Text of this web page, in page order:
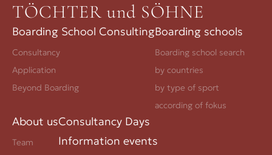
TÖCHTER und SÖHNE
Boarding School Consulting
Consultancy
Application
Beyond Boarding
Boarding schools
Boarding school search
by countries
by type of sport
according of fokus
About us
Team
Consultancy Days
Information events